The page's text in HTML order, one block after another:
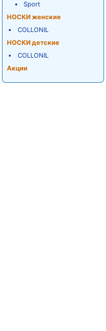
Sport
НОСКИ женские
COLLONIL
НОСКИ детские
COLLONIL
Акции